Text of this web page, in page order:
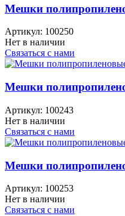
Мешки
Артикул: 100250
Нет в наличии
Связаться с нами
Мешки
Артикул: 100243
Нет в наличии
Связаться с нами
Мешки
Артикул: 100253
Нет в наличии
Связаться с нами